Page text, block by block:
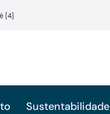
[4]
Sustentabilidade